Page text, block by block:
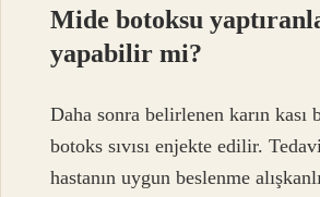
Mide botoksu
yapabilir mi?
Daha sonra belirlenen karın kası
botoks sıvısı enjekte edilir.
hastanın uygun beslenme